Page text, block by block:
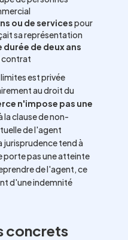
ou de servicespour
sa représentation
durée de deux ans
contrat
est privée
au droit du
n'impose pas une
la clause de non-
de l'agent
jurisprudence tend à
porte pas une atteinte
de l'agent, ce
d'une indemnité
concrets